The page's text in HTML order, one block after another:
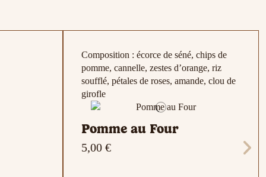
Produit disponible avec d'autres options
Composition : écorce de séné, chips de
pomme, cannelle, zestes d’orange, riz
soufflé, pétales de roses, amande, clou de
girofle
Pomme au Four
5,00 €